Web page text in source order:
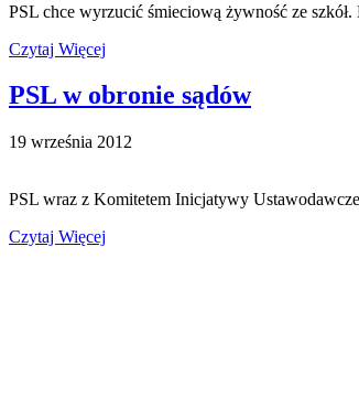
PSL chce wyrzucić śmieciową żywność ze
Czytaj Więcej
PSL w obronie sądów
19 września 2012
PSL wraz z Komitetem Inicjatywy
Czytaj Więcej